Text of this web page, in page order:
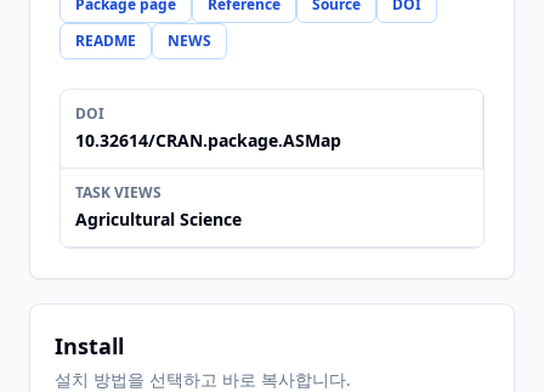
Package page Reference Source
DOI
README
NEWS
DOI
10.32614/CRAN.package.ASMap
TASK VIEWS
Agricultural Science
Install
설치 방법을 선택하고 바로 복사합니다.